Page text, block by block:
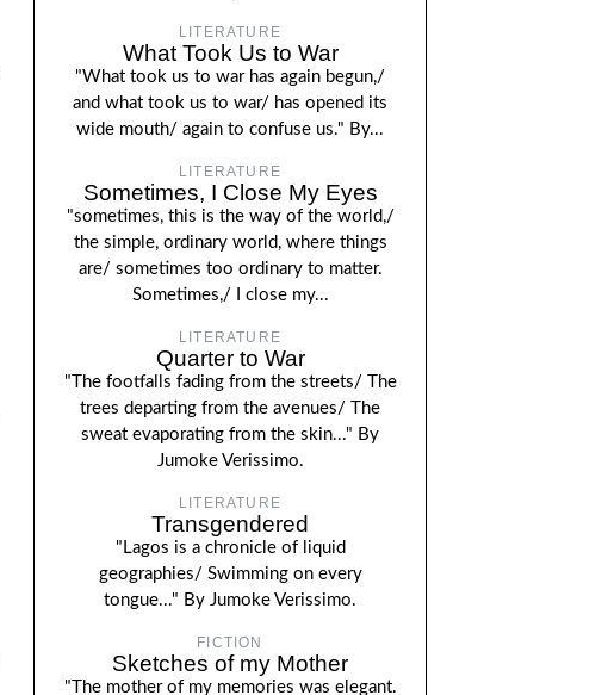
LITERATURE
What Took Us to War
"What took us to war has again begun,/
and what took us to war/ has opened its
wide mouth/ again to confuse us." By...
LITERATURE
Sometimes, I Close My Eyes
"sometimes, this is the way of the world,/
the simple, ordinary world, where things
are/ sometimes too ordinary to matter.
Sometimes,/ I close my...
LITERATURE
Quarter to War
"The footfalls fading from the streets/ The
trees departing from the avenues/ The
sweat evaporating from the skin..." By
Jumoke Verissimo.
LITERATURE
Transgendered
"Lagos is a chronicle of liquid
geographies/ Swimming on every
tongue..." By Jumoke Verissimo.
FICTION
Sketches of my Mother
"The mother of my memories was elegant.